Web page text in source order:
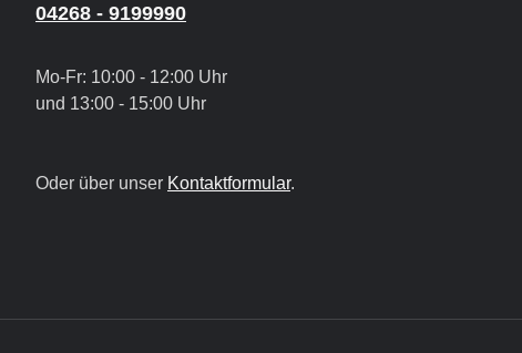
04268 - 9199990
Mo-Fr: 10:00 - 12:00 Uhr
und 13:00 - 15:00 Uhr
Oder über unser Kontaktformular.